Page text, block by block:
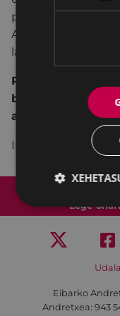
protagonistak
Anda
lasterkaria eta
Parte hartzeko
beharko da:
Informazio
Web mapa
Lege-
Eibarko
Andretxea: 943